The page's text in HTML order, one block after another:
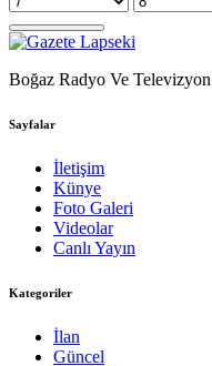
Boğaz Radyo Ve Televizyon
Sayfalar
İletişim
Künye
Foto Galeri
Videolar
Canlı Yayın
Kategoriler
İlan
Güncel